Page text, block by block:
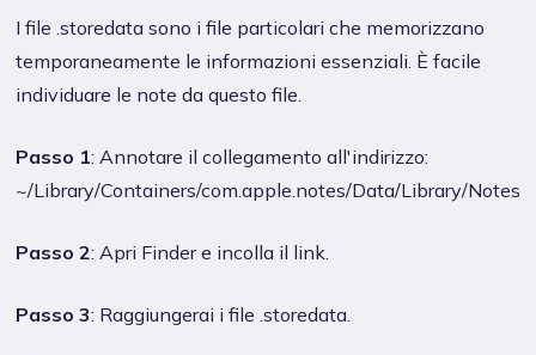
I file .storedata sono i file particolari che memorizzano
temporaneamente le informazioni essenziali. È facile
individuare le note da questo file.
Passo 1: Annotare il collegamento all'indirizzo:
~/Library/Containers/com.apple.notes/Data/Library/Notes
Passo 2: Apri Finder e incolla il link.
Passo 3: Raggiungerai i file .storedata.